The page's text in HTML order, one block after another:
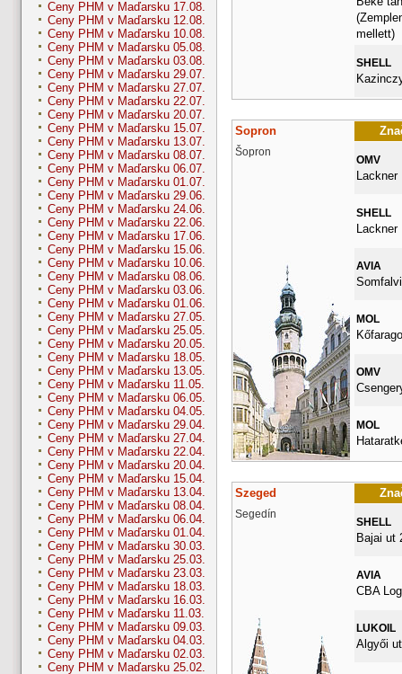
Ceny PHM v Maďarsku 17.08.
Ceny PHM v Maďarsku 12.08.
Ceny PHM v Maďarsku 10.08.
Ceny PHM v Maďarsku 05.08.
Ceny PHM v Maďarsku 03.08.
Ceny PHM v Maďarsku 29.07.
Ceny PHM v Maďarsku 27.07.
Ceny PHM v Maďarsku 22.07.
Ceny PHM v Maďarsku 20.07.
Ceny PHM v Maďarsku 15.07.
Ceny PHM v Maďarsku 13.07.
Ceny PHM v Maďarsku 08.07.
Ceny PHM v Maďarsku 06.07.
Ceny PHM v Maďarsku 01.07.
Ceny PHM v Maďarsku 29.06.
Ceny PHM v Maďarsku 24.06.
Ceny PHM v Maďarsku 22.06.
Ceny PHM v Maďarsku 17.06.
Ceny PHM v Maďarsku 15.06.
Ceny PHM v Maďarsku 10.06.
Ceny PHM v Maďarsku 08.06.
Ceny PHM v Maďarsku 03.06.
Ceny PHM v Maďarsku 01.06.
Ceny PHM v Maďarsku 27.05.
Ceny PHM v Maďarsku 25.05.
Ceny PHM v Maďarsku 20.05.
Ceny PHM v Maďarsku 18.05.
Ceny PHM v Maďarsku 13.05.
Ceny PHM v Maďarsku 11.05.
Ceny PHM v Maďarsku 06.05.
Ceny PHM v Maďarsku 04.05.
Ceny PHM v Maďarsku 29.04.
Ceny PHM v Maďarsku 27.04.
Ceny PHM v Maďarsku 22.04.
Ceny PHM v Maďarsku 20.04.
Ceny PHM v Maďarsku 15.04.
Ceny PHM v Maďarsku 13.04.
Ceny PHM v Maďarsku 08.04.
Ceny PHM v Maďarsku 06.04.
Ceny PHM v Maďarsku 01.04.
Ceny PHM v Maďarsku 30.03.
Ceny PHM v Maďarsku 25.03.
Ceny PHM v Maďarsku 23.03.
Ceny PHM v Maďarsku 18.03.
Ceny PHM v Maďarsku 16.03.
Ceny PHM v Maďarsku 11.03.
Ceny PHM v Maďarsku 09.03.
Ceny PHM v Maďarsku 04.03.
Ceny PHM v Maďarsku 02.03.
Ceny PHM v Maďarsku 25.02.
mellett)
SHELL
Sopron
Šopron
OMV
SHELL
AVIA
MOL
OMV
MOL
Szeged
Segedín
SHELL
Bajai ut
AVIA
CBA
LUKOIL
Algyői ut